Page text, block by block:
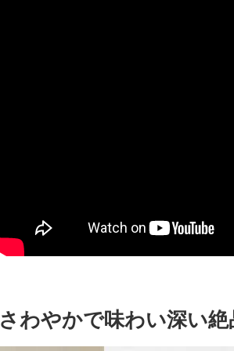
さわやかで味わい深い